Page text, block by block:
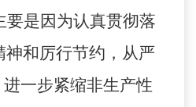
要是因为认真贯彻落
神和厉行节约，从严
一步紧缩非生产性